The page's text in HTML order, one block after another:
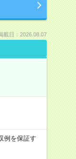
載日：2026.08.07
例を保証す